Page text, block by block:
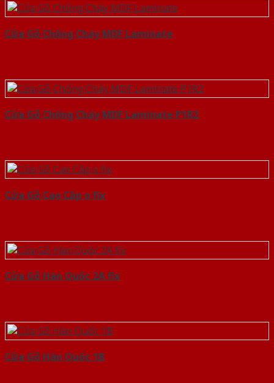
Cửa Gỗ Chống Cháy MDF Laminate
Cửa Gỗ Chống Cháy MDF Laminate P1R2
Cửa Gỗ Cao Cấp o fix
Cửa Gỗ Hàn Quốc 2A fix
Cửa Gỗ Hàn Quốc 1B